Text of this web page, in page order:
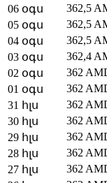
06 օգս
362,5
05 օգս
362,5
04 օգս
362,5
03 օգս
362,4
02 օգս
362
01 օգս
362
31 հլս
362
30 հլս
362
29 հլս
362
28 հլս
362
27 հլս
362